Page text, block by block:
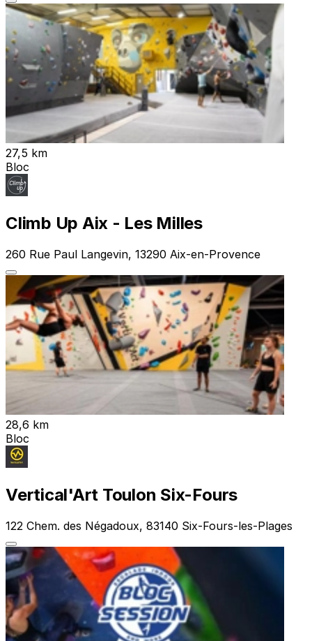
27,5 km
Bloc
Climb Up Aix - Les Milles
260 Rue Paul Langevin, 13290 Aix-en-Provence
28,6 km
Bloc
Vertical'Art Toulon Six-Fours
122 Chem. des Négadoux, 83140 Six-Fours-les-Plages